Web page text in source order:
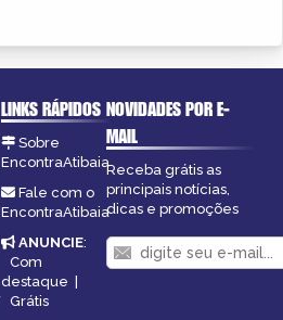
LINKS RÁPIDOS
Sobre
EncontraAtibaia
Fale com o
EncontraAtibaia
ANUNCIE:
Com
destaque |
Grátis
NOVIDADES POR E-
MAIL
Receba grátis as
principais notícias,
dicas e promoções